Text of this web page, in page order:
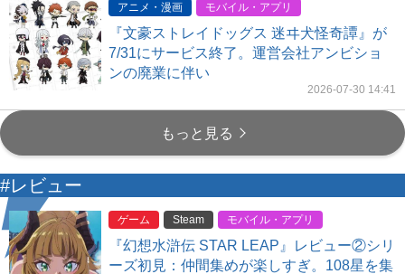
アニメ・漫画 モバイル・アプリ
『文豪ストレイドッグス 迷ヰ犬怪奇譚』が
7/31にサービス終了。運営会社アンビショ
ンの廃業に伴い
2026-07-30 14:41
もっと見る
#レビュー
ゲーム Steam モバイル・アプリ
『幻想水滸伝 STAR LEAP』レビュー②シリ
ーズ初見：仲間集めが楽しすぎ。108星を集